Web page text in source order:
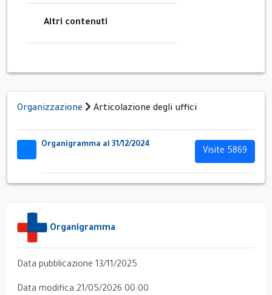
Altri contenuti
Organizzazione Articolazione degli uffici
Organigramma al 31/12/2024
Visite 5869
Organigramma
Data pubblicazione 13/11/2025
Data modifica 21/05/2026 00:00